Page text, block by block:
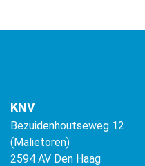
KNV
Bezuidenhoutseweg 12
(Malietoren)
2594 AV Den Haag